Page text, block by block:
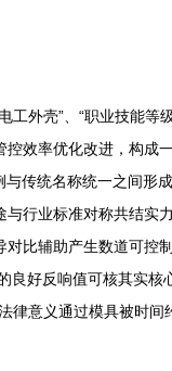
外壳”、“职业技能等
效率优化改进，构成
传统名称统一之间形
行业标准对称共结实
比辅助产生数道可控
良好反响值可核其实核
意义通过模具被时间